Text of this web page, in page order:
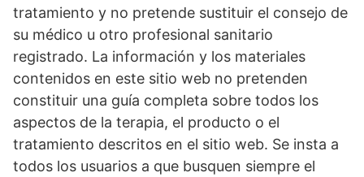
tratamiento y no pretende sustituir el consejo de
su médico u otro profesional sanitario
registrado. La información y los materiales
contenidos en este sitio web no pretenden
constituir una guía completa sobre todos los
aspectos de la terapia, el producto o el
tratamiento descritos en el sitio web. Se insta a
todos los usuarios a que busquen siempre el